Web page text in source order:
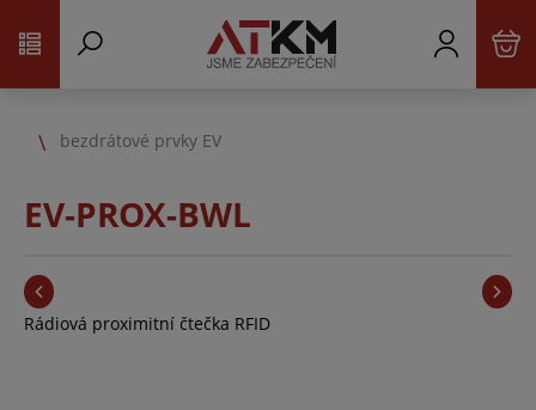
bezdrátové prvky EV
EV-PROX-BWL
Rádiová proximitní čtečka RFID